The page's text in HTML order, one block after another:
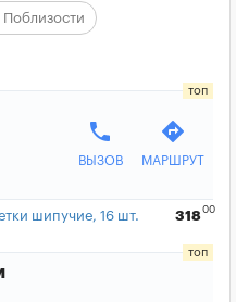
Поблизости
phone
ВЫЗОВ
directions
МАРШРУТ
шипучие, 16 шт.
31800